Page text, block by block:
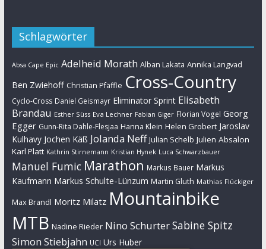
Schlagwörter
Absa Cape Epic Adelheid Morath Alban Lakata Annika Langvad
Ben Zwiehoff Christian Pfäffle Cross-Country
Cyclo-Cross Daniel Geismayr Eliminator Sprint Elisabeth
Brandau Esther Süss Eva Lechner Fabian Giger Florian Vogel Georg
Egger Gunn-Rita Dahle-Flesjaa Hanna Klein Helen Grobert Jaroslav
Kulhavy Jochen Käß Jolanda Neff Julian Schelb Julien Absalon
Karl Platt Kathrin Stirnemann Kristian Hynek Luca Schwarzbauer
Manuel Fumic Marathon Markus Bauer Markus
Kaufmann Markus Schulte-Lünzum Martin Gluth Mathias Flückiger
Max Brandl Moritz Milatz Mountainbike
MTB Nadine Rieder Nino SchurterSabine Spitz
Simon Stiebjahn UCI Urs Huber